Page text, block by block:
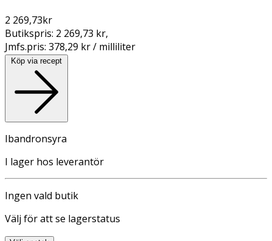
2 269,73kr
Butikspris: 2 269,73 kr,
Jmfs.pris: 378,29 kr / milliliter
Köp via recept
Ibandronsyra
I lager hos leverantör
Ingen vald butik
Välj för att se lagerstatus